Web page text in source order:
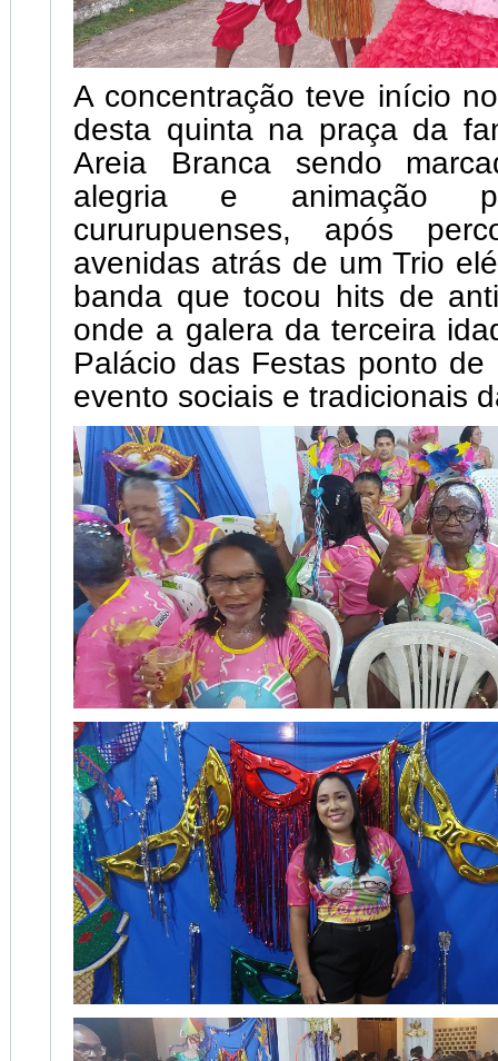
A concentração teve início
desta quinta na praça da
Areia Branca sendo
alegria e animação
cururupuenses, após
avenidas atrás de um Trio
banda que tocou hits de
onde a galera da terceira
Palácio das Festas ponto de
evento sociais e tradicionais